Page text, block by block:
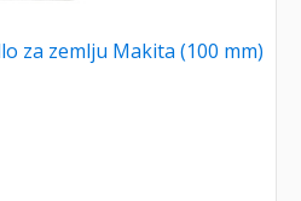
za zemlju Makita (100 mm)